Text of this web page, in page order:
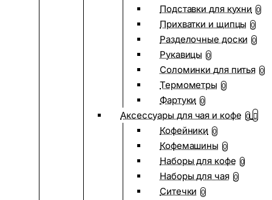
Подставки для кухни 0
Прихватки и щипцы 0
Разделочные доски 0
Рукавицы 0
Соломинки для питья 0
Термометры 0
Фартуки 0
Аксессуары для чая и кофе 0
Кофейники 0
Кофемашины 0
Наборы для кофе 0
Наборы для чая 0
Ситечки 0